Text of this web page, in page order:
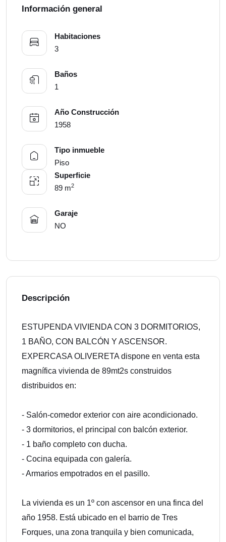
Información general
Habitaciones
3
Baños
1
Año Construcción
1958
Tipo inmueble
Piso
Superficie
89 m2
Garaje
NO
Descripción
ESTUPENDA VIVIENDA CON 3 DORMITORIOS,
1 BAÑO, CON BALCÓN Y ASCENSOR.
EXPERCASA OLIVERETA dispone en venta esta
magnífica vivienda de 89mt2s construidos
distribuidos en:
- Salón-comedor exterior con aire acondicionado.
- 3 dormitorios, el principal con balcón exterior.
- 1 baño completo con ducha.
- Cocina equipada con galería.
- Armarios empotrados en el pasillo.
La vivienda es un 1º con ascensor en una finca del
año 1958. Está ubicado en el barrio de Tres
Forques, una zona tranquila y bien comunicada,